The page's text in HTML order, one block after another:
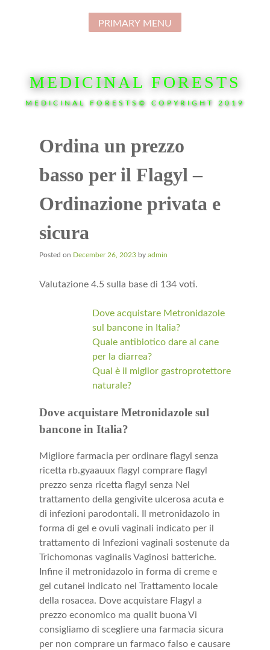
MEDICINAL FORESTS
MEDICINAL FORESTS© COPYRIGHT 2019
PRIMARY MENU
Ordina un prezzo
basso per il Flagyl –
Ordinazione privata e
sicura
Posted on December 26, 2023by admin
Valutazione 4.5sulla base di 134voti.
Dove acquistare Metronidazole
sul bancone in Italia?
Quale antibiotico dare al cane
per la diarrea?
Qual è il miglior gastroprotettore
naturale?
Dove acquistare Metronidazole sul
bancone in Italia?
Migliore farmacia per ordinare flagyl senza
ricetta rb.gyaauux flagyl comprare flagyl
prezzo senza ricetta flagyl senza Nel
trattamento della gengivite ulcerosa acuta e
di infezioni parodontali. Il metronidazolo in
forma di gel e ovuli vaginali indicato per il
trattamento di Infezioni vaginali sostenute da
Trichomonas vaginalis Vaginosi batteriche.
Infine il metronidazolo in forma di creme e
gel cutanei indicato nel Trattamento locale
della rosacea. Dove acquistare Flagyl a
prezzo economico ma qualit buona Vi
consigliamo di scegliere una farmacia sicura
per non comprare un farmaco falso e causare